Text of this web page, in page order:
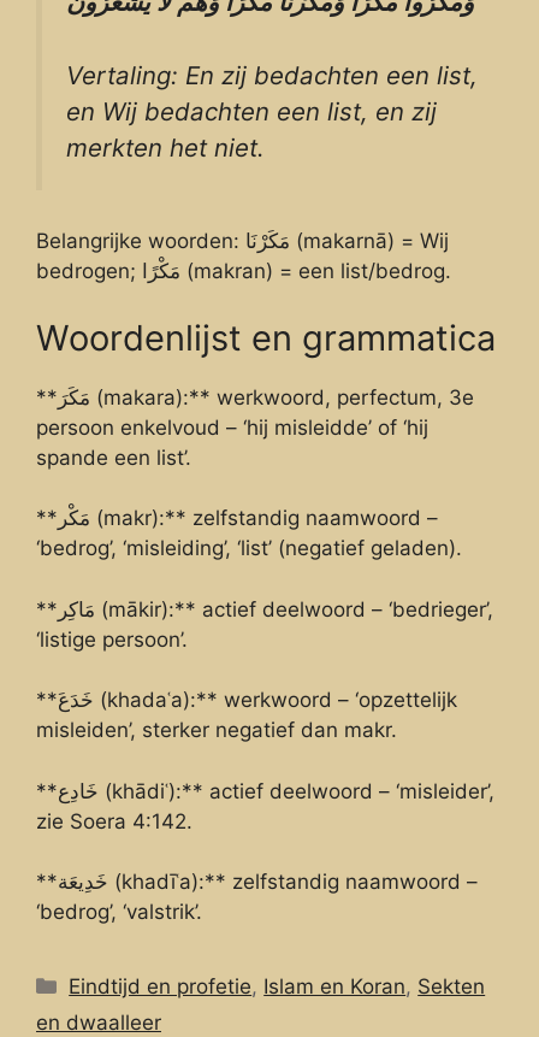
Vertaling: En zij bedachten een list,
en Wij bedachten een list, en zij
merkten het niet.
Belangrijke woorden: مَكَرْنَا (makarnā) = Wij
bedrogen; مَكْرًا (makran) = een list/bedrog.
Woordenlijst en grammatica
**مَكَرَ (makara):** werkwoord, perfectum, 3e
persoon enkelvoud – ‘hij misleidde’ of ‘hij
spande een list’.
**مَكْر (makr):** zelfstandig naamwoord –
‘bedrog’, ‘misleiding’, ‘list’ (negatief geladen).
**مَاكِر (mākir):** actief deelwoord – ‘bedrieger’,
‘listige persoon’.
**خَدَعَ (khadaʿa):** werkwoord – ‘opzettelijk
misleiden’, sterker negatief dan makr.
**خَادِع (khādiʿ):** actief deelwoord – ‘misleider’,
zie Soera 4:142.
**خَدِيعَة (khadīʿa):** zelfstandig naamwoord –
‘bedrog’, ‘valstrik’.
Categorieën
Eindtijd en profetie, Islam en Koran, Sekten
en dwaalleer